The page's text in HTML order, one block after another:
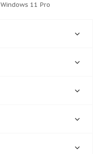
Windows 11 Pro